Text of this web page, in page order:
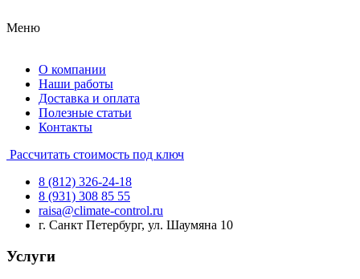
Меню
О компании
Наши работы
Доставка и оплата
Полезные статьи
Контакты
Рассчитать стоимость под ключ
8 (812) 326-24-18
8 (931) 308 85 55
raisa@climate-control.ru
г. Санкт Петербург, ул. Шаумяна 10
Услуги